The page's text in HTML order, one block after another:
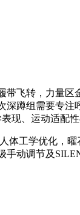
带飞转，力量
蹲组需要专
现、运动适
体工学优化，
动调节及